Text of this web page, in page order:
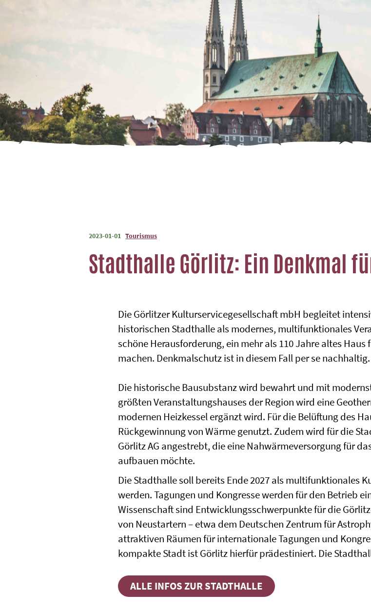
2023-01-01 Tourismus
Stadthalle Görlitz: Ein Denkmal
Die Görlitzer Kulturservicegesellschaft mbH begleitet
historischen Stadthalle als modernes, multifunktionales
schöne Herausforderung, ein mehr als 110 Jahre altes
machen. Denkmalschutz ist in diesem Fall per se nachhaltig.
Die historische Bausubstanz wird bewahrt und mit
größten Veranstaltungshauses der Region wird eine
modernen Heizkessel ergänzt wird. Für die Belüftung des
Rückgewinnung von Wärme genutzt. Zudem wird für die
Görlitz AG angestrebt, die eine Nahwärmeversorgung für
aufbauen möchte.
Die Stadthalle soll bereits Ende 2027 als multifunktionales
werden. Tagungen und Kongresse werden für den Betrieb
Wissenschaft sind Entwicklungsschwerpunkte für die
von Neustartern – etwa dem Deutschen Zentrum für
attraktiven Räumen für internationale Tagungen und
kompakte Stadt ist Görlitz hierfür prädestiniert. Die
ALLE INFOS ZUR STADTHALLE